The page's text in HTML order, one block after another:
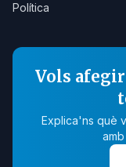
Política
Vols
Explica'ns què